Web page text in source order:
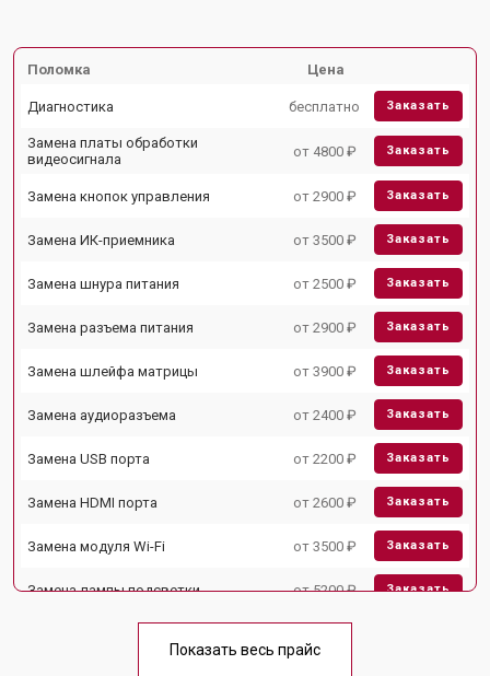
Поломка Цена
Диагностика бесплатно Заказать
Замена платы обработки
видеосигнала
от 4800 ₽ Заказать
Замена кнопок управления от 2900 ₽ Заказать
Замена ИК-приемника от 3500 ₽ Заказать
Замена шнура питания от 2500 ₽ Заказать
Замена разъема питания от 2900 ₽ Заказать
Замена шлейфа матрицы от 3900 ₽ Заказать
Замена аудиоразъема от 2400 ₽ Заказать
Замена USB порта от 2200 ₽ Заказать
Замена HDMI порта от 2600 ₽ Заказать
Замена модуля Wi-Fi от 3500 ₽ Заказать
Замена лампы подсветки от 5200 ₽ Заказать
Показать весь прайс